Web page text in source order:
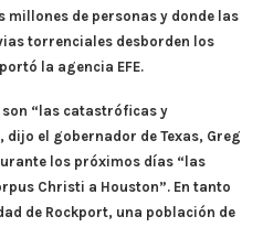
millones de personas y donde las
torrenciales desborden los
la agencia EFE.
“las catastróficas y
el gobernador de Texas, Greg
los próximos días “las
Christi a Houston”. En tanto
de Rockport, una población de